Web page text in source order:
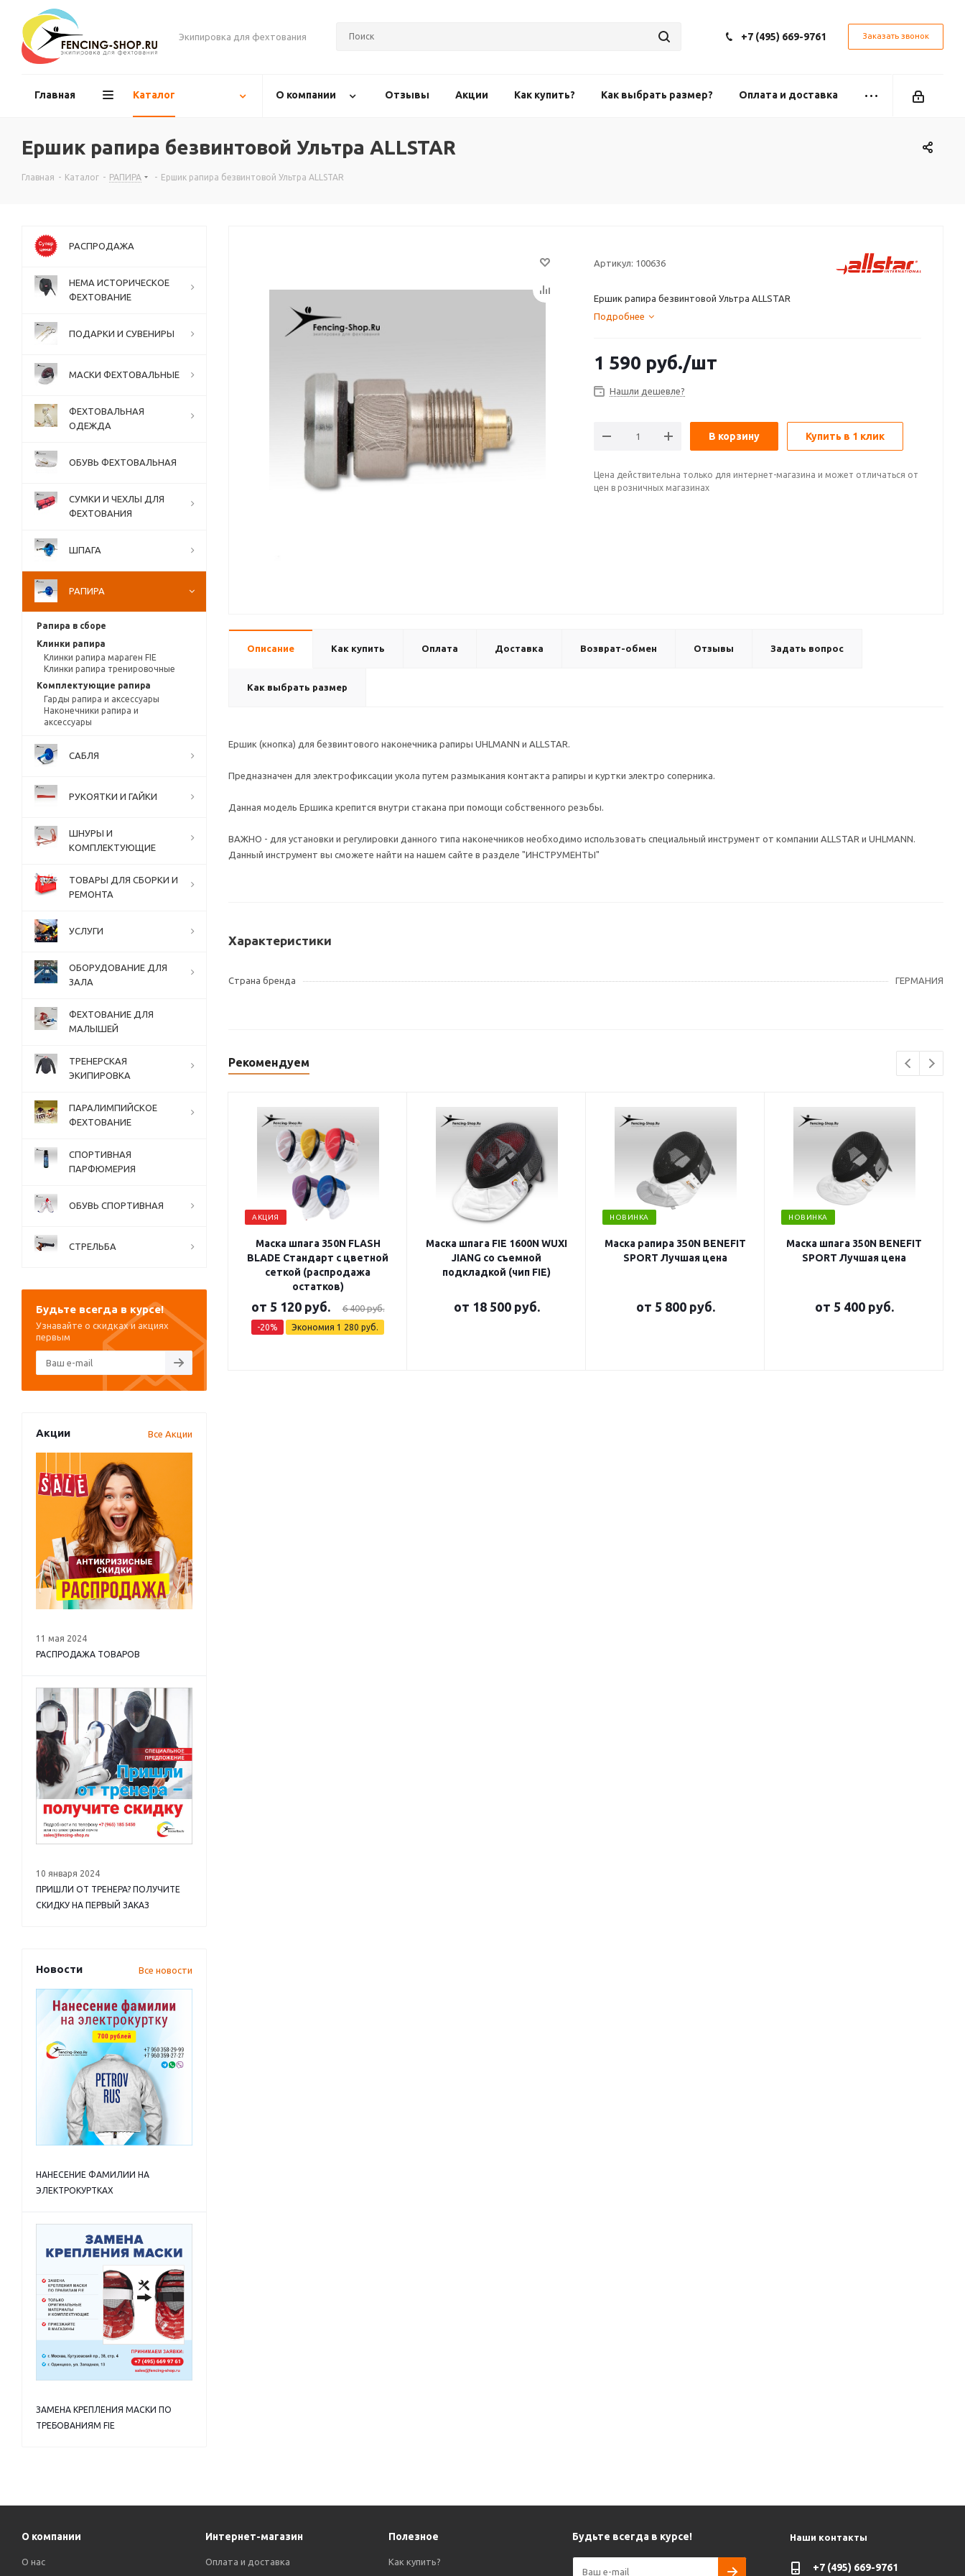
Экипировка для фехтования +7 (495) 669-9761 Заказать звонок
Главная Каталог О компании Отзывы Акции Как купить? Как выбрать размер? Оплата и доставка
Ершик рапира безвинтовой Ультра ALLSTAR
Главная - Каталог - РАПИРА - Ершик рапира безвинтовой Ультра ALLSTAR
Артикул: 100636
Ершик рапира безвинтовой Ультра ALLSTAR
Подробнее
1 590 руб./шт
Нашли дешевле?
В корзину Купить в 1 клик
Цена действительна только для интернет-магазина и может отличаться от
цен в розничных магазинах
Описание Как купить Оплата Доставка Возврат-обмен Отзывы Задать вопрос
Как выбрать размер
Ершик (кнопка) для безвинтового наконечника рапиры UHLMANN и ALLSTAR.
Предназначен для электрофиксации укола путем размыкания контакта рапиры и куртки электро соперника.
Данная модель Ершика крепится внутри стакана при помощи собственного резьбы.
ВАЖНО - для установки и регулировки данного типа наконечников необходимо использовать специальный инструмент от компании ALLSTAR и UHLMANN.
Данный инструмент вы сможете найти на нашем сайте в разделе "ИНСТРУМЕНТЫ"
Характеристики
Страна бренда ГЕРМАНИЯ
Рекомендуем
АКЦИЯ
Маска шпага 350N FLASH
BLADE Стандарт с цветной
сеткой (распродажа
остатков)
от 5 120 руб. 6 400 руб.
-20% Экономия 1 280 руб.
Маска шпага FIE 1600N WUXI
JIANG со съемной
подкладкой (чип FIE)
от 18 500 руб.
НОВИНКА
Маска рапира 350N BENEFIT
SPORT Лучшая цена
от 5 800 руб.
НОВИНКА
Маска шпага 350N BENEFIT
SPORT Лучшая цена
от 5 400 руб.
РАСПРОДАЖА
НЕМА ИСТОРИЧЕСКОЕ
ФЕХТОВАНИЕ
ПОДАРКИ И СУВЕНИРЫ
МАСКИ ФЕХТОВАЛЬНЫЕ
ФЕХТОВАЛЬНАЯ
ОДЕЖДА
ОБУВЬ ФЕХТОВАЛЬНАЯ
СУМКИ И ЧЕХЛЫ ДЛЯ
ФЕХТОВАНИЯ
ШПАГА
РАПИРА
Рапира в сборе
Клинки рапира
Клинки рапира мараген FIE
Клинки рапира тренировочные
Комплектующие рапира
Гарды рапира и аксессуары
Наконечники рапира и
аксессуары
САБЛЯ
РУКОЯТКИ И ГАЙКИ
ШНУРЫ И
КОМПЛЕКТУЮЩИЕ
ТОВАРЫ ДЛЯ СБОРКИ И
РЕМОНТА
УСЛУГИ
ОБОРУДОВАНИЕ ДЛЯ
ЗАЛА
ФЕХТОВАНИЕ ДЛЯ
МАЛЫШЕЙ
ТРЕНЕРСКАЯ
ЭКИПИРОВКА
ПАРАЛИМПИЙСКОЕ
ФЕХТОВАНИЕ
СПОРТИВНАЯ
ПАРФЮМЕРИЯ
ОБУВЬ СПОРТИВНАЯ
СТРЕЛЬБА
Будьте всегда в курсе!
Узнавайте о скидках и акциях
первым
Акции Все Акции
11 мая 2024
РАСПРОДАЖА ТОВАРОВ
10 января 2024
ПРИШЛИ ОТ ТРЕНЕРА? ПОЛУЧИТЕ
СКИДКУ НА ПЕРВЫЙ ЗАКАЗ
Новости Все новости
НАНЕСЕНИЕ ФАМИЛИИ НА
ЭЛЕКТРОКУРТКАХ
ЗАМЕНА КРЕПЛЕНИЯ МАСКИ ПО
ТРЕБОВАНИЯМ FIE
О компании
О нас
Интернет-магазин
Оплата и доставка
Полезное
Как купить?
Будьте всегда в курсе! Наши контакты
+7 (495) 669-9761